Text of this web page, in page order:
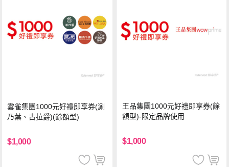
雲雀集團1000元好禮即享券(涮
乃葉、古拉爵)(餘額型)
$1,000
王品集團1000元好禮即享券(餘
額型)-限定品牌使用
$1,000